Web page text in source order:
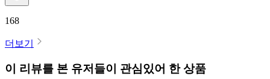
168
더보기
이 리뷰를 본 유저들이 관심있어 한 상품